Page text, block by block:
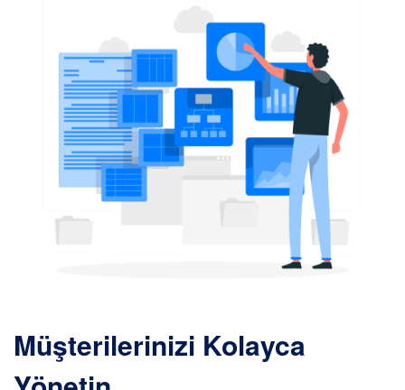
Müşterilerinizi Kolayca